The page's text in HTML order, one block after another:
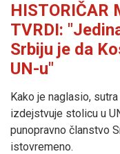
HISTORIČAR
TVRDI:
Srbiju je da
UN-u"
Kako je naglasio,
izdejstvuje stolicu u
punopravno članstvo
istovremeno.